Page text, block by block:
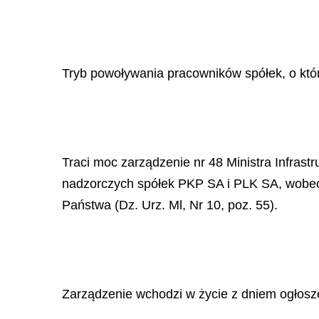
Tryb powoływania pracowników spółek, o
Traci moc zarządzenie nr 48 Ministra
nadzorczych spółek PKP SA i PLK SA,
Państwa (Dz. Urz. Ml, Nr 10, poz. 55).
Zarządzenie wchodzi w życie z dniem